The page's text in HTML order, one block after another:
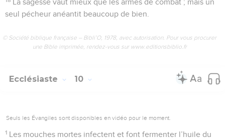
La sagesse vaut mieux que les armes de combat ; mais un
seul pécheur anéantit beaucoup de bien.
© Société biblique française – Bibli’O, 1978, avec autorisation. Pour vous procurer
une Bible imprimée, rendez-vous sur www.editionsbiblio.fr
Ecclésiaste 10
Seuls les Évangiles sont disponibles en vidéo pour le moment.
1 Les mouches mortes infectent et font fermenter l’huile du